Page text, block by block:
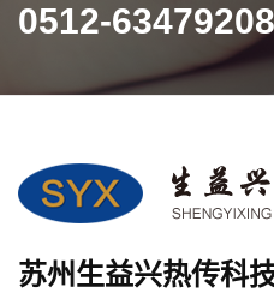
0512-63479208
苏州生益兴热传科